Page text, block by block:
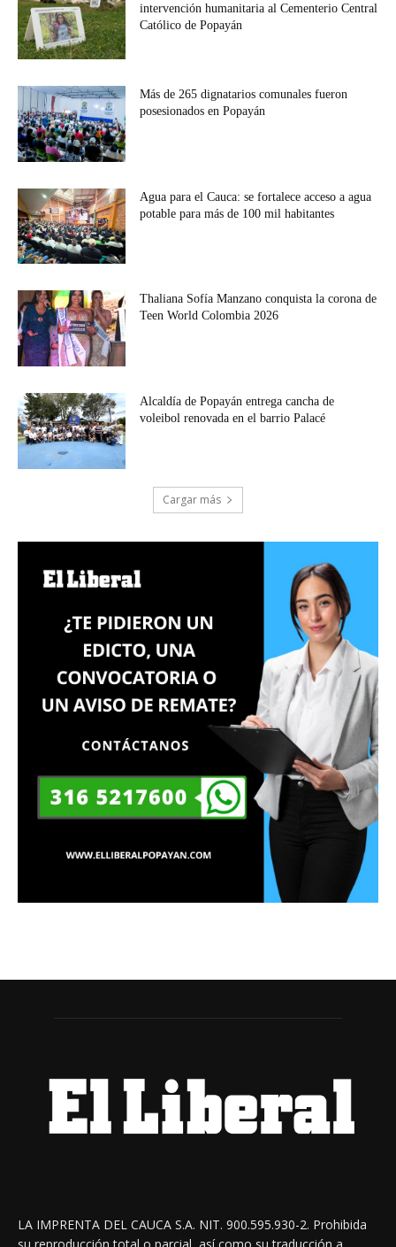
intervención humanitaria al Cementerio Central
Católico de Popayán
Más de 265 dignatarios comunales fueron
posesionados en Popayán
Agua para el Cauca: se fortalece acceso a agua
potable para más de 100 mil habitantes
Thaliana Sofía Manzano conquista la corona de
Teen World Colombia 2026
Alcaldía de Popayán entrega cancha de
voleibol renovada en el barrio Palacé
Cargar más
LA IMPRENTA DEL CAUCA S.A. NIT. 900.595.930-2. Prohibida
su reproducción total o parcial, así como su traducción a